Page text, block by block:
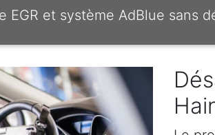
EGR et système AdBlue sans